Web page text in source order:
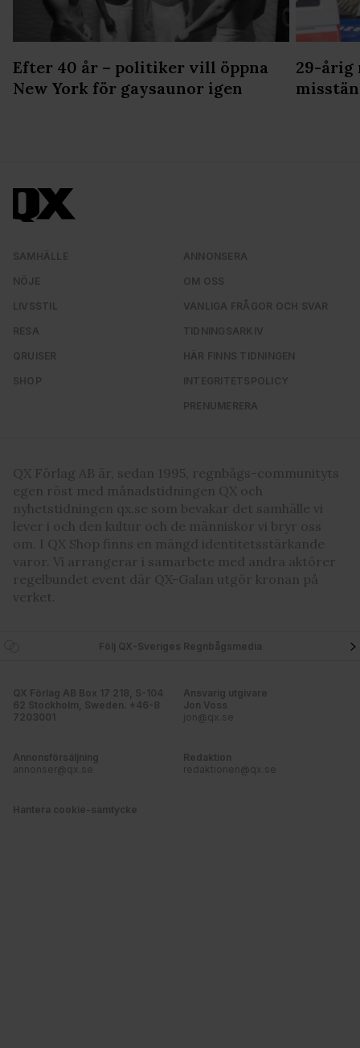
Efter 40 år – politiker vill öppna
New York för gaysaunor igen
29-årig
SAMHÄLLE
NÖJE
LIVSSTIL
RESA
QRUISER
SHOP
ANNONSERA
OM OSS
VANLIGA FRÅGOR OCH SVAR
TIDNINGSARKIV
HÄR FINNS TIDNINGEN
INTEGRITETSPOLICY
PRENUMERERA
QX Förlag AB är, sedan 1995, regnbågs-communityts
egen röst med månadstidningen QX och
nyhetstidningen qx.se som bevakar det samhälle vi
lever i och den kultur och de människor vi bryr oss
om. I QX Shop finns en mängd identitetsstärkande
varor. Vi arrangerar i samarbete med andra aktörer
regelbundet event där QX-Galan utgör kronan på
verket.
Följ QX-Sveriges Regnbågsmedia
QX Förlag AB Box 17 218, S-104
62 Stockholm, Sweden. +46-8
7203001
Ansvarig utgivare
Jon Voss
jon@qx.se
Annonsförsäljning
annonser@qx.se
Redaktion
redaktionen@qx.se
Hantera cookie-samtycke